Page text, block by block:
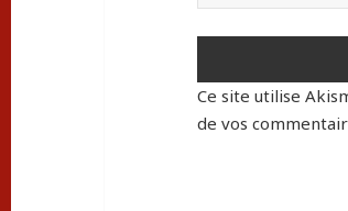
Ce site utilise
de vos